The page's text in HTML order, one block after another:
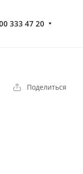
333 47 20
Поделиться